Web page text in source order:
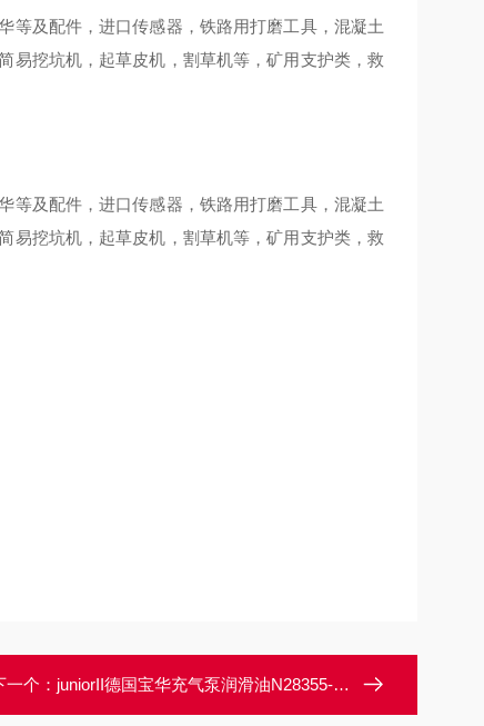
等及配件，进口传感器，铁路用打磨工具，混凝土
易挖坑机，起草皮机，割草机等，矿用支护类，救
等及配件，进口传感器，铁路用打磨工具，混凝土
易挖坑机，起草皮机，割草机等，矿用支护类，救
一个： juniorII德国宝华充气泵润滑油N28355-1现货报价